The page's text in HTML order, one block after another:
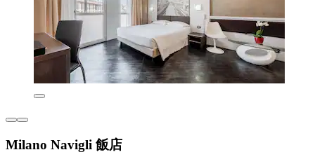
Milano Navigli 飯店